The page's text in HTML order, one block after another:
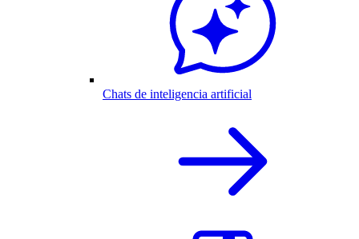
Chats de inteligencia artificial